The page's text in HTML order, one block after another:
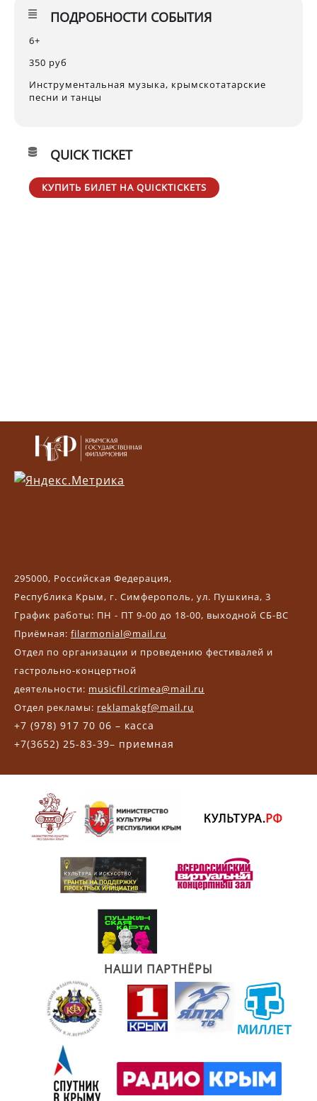
ПОДРОБНОСТИ СОБЫТИЯ
6+
350 руб
Инструментальная музыка, крымскотатарские
песни и танцы
QUICK TICKET
КУПИТЬ БИЛЕТ НА QUICKTICKETS
295000, Российская Федерация,
Республика Крым, г. Симферополь, ул. Пушкина, 3
График работы: ПН - ПТ 9-00 до 18-00, выходной СБ-ВС
Приёмная: filarmonial@mail.ru
Отдел по организации и проведению фестивалей и
гастрольно-концертной
деятельности: musicfil.crimea@mail.ru
Отдел рекламы: reklamakgf@mail.ru
+7 (978) 917 70 06 – касса
+7(3652) 25-83-39– приемная
НАШИ ПАРТНЁРЫ